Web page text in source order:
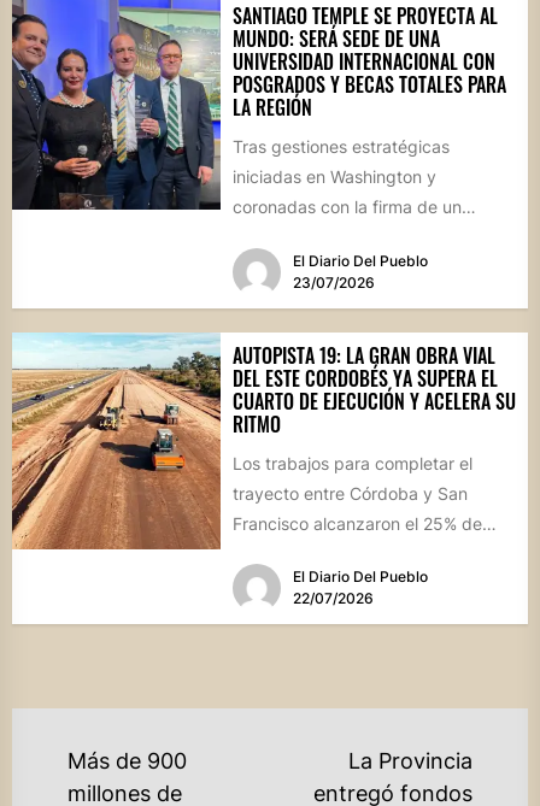
SANTIAGO TEMPLE SE PROYECTA AL
MUNDO: SERÁ SEDE DE UNA
UNIVERSIDAD INTERNACIONAL CON
POSGRADOS Y BECAS TOTALES PARA
LA REGIÓN
Tras gestiones estratégicas
iniciadas en Washington y
coronadas con la firma de un
departamento Río...
El Diario Del Pueblo
23/07/2026
AUTOPISTA 19: LA GRAN OBRA VIAL
DEL ESTE CORDOBÉS YA SUPERA EL
CUARTO DE EJECUCIÓN Y ACELERA SU
RITMO
Los trabajos para completar el
trayecto entre Córdoba y San
Francisco alcanzaron el 25% de
dividida...El Diario Del Pueblo
22/07/2026
NAVEGACIÓN
Más de 900
millones de
La Provincia
entregó fondos